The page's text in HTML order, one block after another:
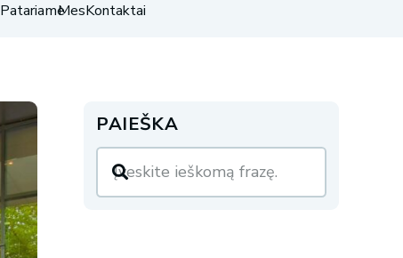
PatariameMesKontaktai
PAIEŠKA